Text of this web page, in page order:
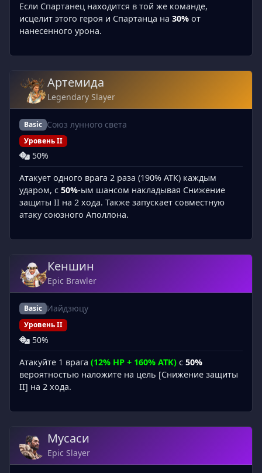
Если Спартанец находится в той же команде,
исцелит этого героя и Спартанца на 30% от
нанесенного урона.
Артемида
Legendary Slayer
Basic Союз лунного света
Уровень II
50%
Атакует одного врага 2 раза (190% АТК) каждым
ударом, с 50%-ым шансом накладывая Снижение
защиты II на 2 хода. Также запускает совместную
атаку союзного Аполлона.
Кеншин
Epic Brawler
Basic Иайдзюцу
Уровень II
50%
Атакуйте 1 врага (12% HP + 160% ATK) с 50%
вероятностью наложите на цель [Снижение защиты
II] на 2 хода.
Мусаси
Epic Slayer